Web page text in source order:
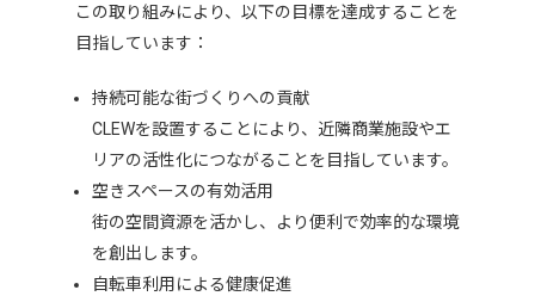
この取り組みにより、以下の目標を達成することを
目指しています：
持続可能な街づくりへの貢献
CLEWを設置することにより、近隣商業施設やエ
リアの活性化につながることを目指しています。
空きスペースの有効活用
街の空間資源を活かし、より便利で効率的な環境
を創出します。
自転車利用による健康促進